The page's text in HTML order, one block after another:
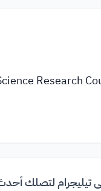
Research
تيليجرام لتصلك